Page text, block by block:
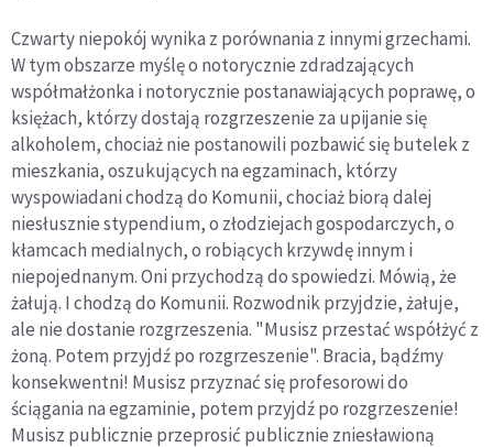
Czwarty niepokój wynika z porównania z innymi grzechami.
W tym obszarze myślę o notorycznie zdradzających
współmałżonka i notorycznie postanawiających poprawę, o
księżach, którzy dostają rozgrzeszenie za upijanie się
alkoholem, chociaż nie postanowili pozbawić się butelek z
mieszkania, oszukujących na egzaminach, którzy
wyspowiadani chodzą do Komunii, chociaż biorą dalej
niesłusznie stypendium, o złodziejach gospodarczych, o
kłamcach medialnych, o robiących krzywdę innym i
niepojednanym. Oni przychodzą do spowiedzi. Mówią, że
żałują. I chodzą do Komunii. Rozwodnik przyjdzie, żałuje,
ale nie dostanie rozgrzeszenia. "Musisz przestać współżyć z
żoną. Potem przyjdź po rozgrzeszenie". Bracia, bądźmy
konsekwentni! Musisz przyznać się profesorowi do
ściągania na egzaminie, potem przyjdź po rozgrzeszenie!
Musisz publicznie przeprosić publicznie zniesławioną